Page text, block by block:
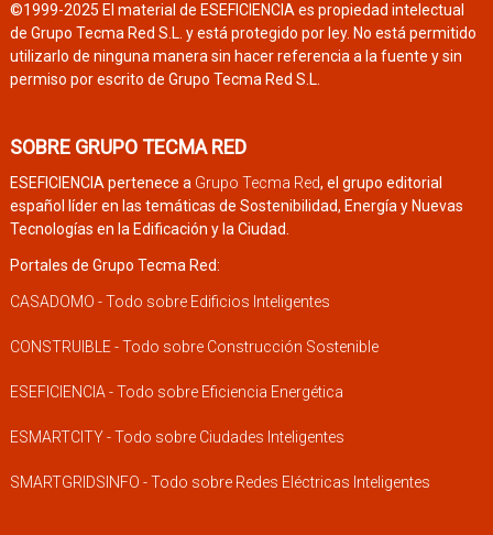
©1999-2025 El material de ESEFICIENCIA es propiedad intelectual
de Grupo Tecma Red S.L. y está protegido por ley. No está permitido
utilizarlo de ninguna manera sin hacer referencia a la fuente y sin
permiso por escrito de Grupo Tecma Red S.L.
SOBRE GRUPO TECMA RED
ESEFICIENCIA pertenece a Grupo Tecma Red, el grupo editorial
español líder en las temáticas de Sostenibilidad, Energía y Nuevas
Tecnologías en la Edificación y la Ciudad.
Portales de Grupo Tecma Red:
CASADOMO - Todo sobre Edificios Inteligentes
CONSTRUIBLE - Todo sobre Construcción Sostenible
ESEFICIENCIA - Todo sobre Eficiencia Energética
ESMARTCITY - Todo sobre Ciudades Inteligentes
SMARTGRIDSINFO - Todo sobre Redes Eléctricas Inteligentes